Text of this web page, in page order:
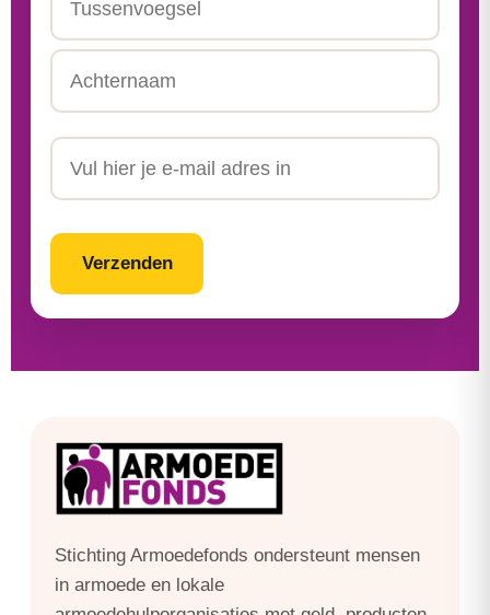
Tussenvoegsel
Achternaam
CAPTCHA
Stichting Armoedefonds ondersteunt mensen
in armoede en lokale